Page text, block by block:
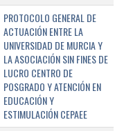
PROTOCOLO GENERAL DE
ACTUACIÓN ENTRE LA
UNIVERSIDAD DE MURCIA Y
LA ASOCIACIÓN SIN FINES DE
LUCRO CENTRO DE
POSGRADO Y ATENCIÓN EN
EDUCACIÓN Y
ESTIMULACIÓN CEPAEE